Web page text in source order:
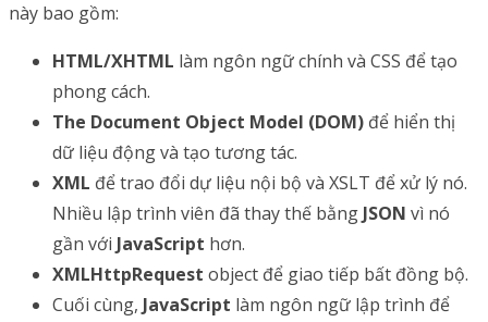
này bao gồm:
HTML/XHTML làm ngôn ngữ chính và CSS để tạo
phong cách.
The Document Object Model (DOM) để hiển thị
dữ liệu động và tạo tương tác.
XML để trao đổi dự liệu nội bộ và XSLT để xử lý nó.
Nhiều lập trình viên đã thay thế bằng JSON vì nó
gần với JavaScript hơn.
XMLHttpRequest object để giao tiếp bất đồng bộ.
Cuối cùng, JavaScript làm ngôn ngữ lập trình để